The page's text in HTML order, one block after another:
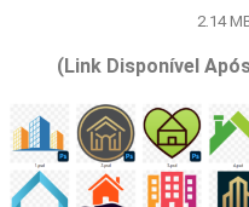
2.14
(Link Disponível